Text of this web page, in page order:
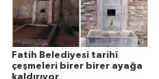
Fatih Belediyesi tarihî
çeşmeleri birer birer ayağa